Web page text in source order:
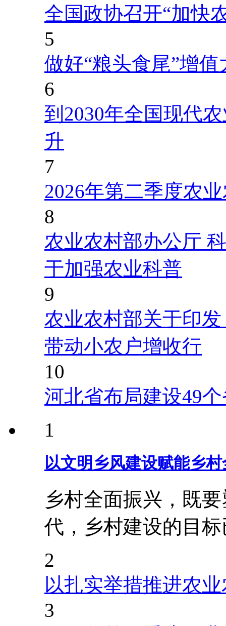
全国政协召开“加快
5
做好“粮头食尾”增值
6
到2030年全国现代
升
7
2026年第二季度农
8
农业农村部办公厅
于加强农业科普
9
农业农村部关于印
带动小农户增收行
10
河北省布局建设49
1
以文明乡风建设赋能乡
乡村全面振兴，既
代，乡村建设的目
2
以扎实举措推进农
3